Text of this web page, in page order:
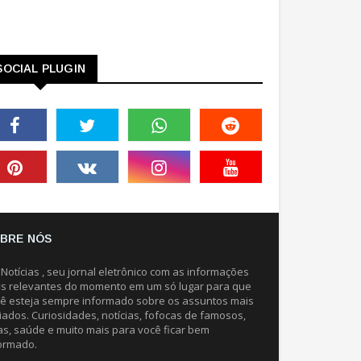
PLUGIN
NÓS
Notícias , seu jornal eletrônico com as informações
relevantes do momento em um só lugar para que
esteja sempre informado sobre os assuntos mais
Curiosidades, notícias, fofocas de famosos,
saúde e muito mais para você ficar bem